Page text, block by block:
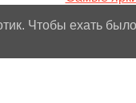
Чтобы ехать